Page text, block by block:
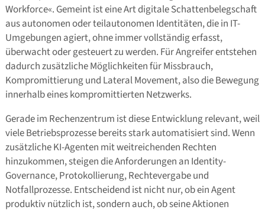
Workforce«. Gemeint ist eine Art digitale Schattenbelegschaft
aus autonomen oder teilautonomen Identitäten, die in IT-
Umgebungen agiert, ohne immer vollständig erfasst,
überwacht oder gesteuert zu werden. Für Angreifer entstehen
dadurch zusätzliche Möglichkeiten für Missbrauch,
Kompromittierung und Lateral Movement, also die Bewegung
innerhalb eines kompromittierten Netzwerks.
Gerade im Rechenzentrum ist diese Entwicklung relevant, weil
viele Betriebsprozesse bereits stark automatisiert sind. Wenn
zusätzliche KI-Agenten mit weitreichenden Rechten
hinzukommen, steigen die Anforderungen an Identity-
Governance, Protokollierung, Rechtevergabe und
Notfallprozesse. Entscheidend ist nicht nur, ob ein Agent
produktiv nützlich ist, sondern auch, ob seine Aktionen